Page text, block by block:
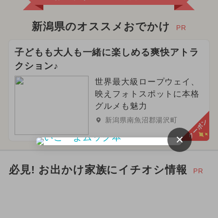
新潟県のオススメおでかけ PR
子どもも大人も一緒に楽しめる爽快アトラ
クション♪
世界最大級ロープウェイ、
映えフォトスポットに本格
グルメも魅力
新潟県南魚沼郡湯沢町 クーポン
必見! お出かけ家族にイチオシ情報 PR
×